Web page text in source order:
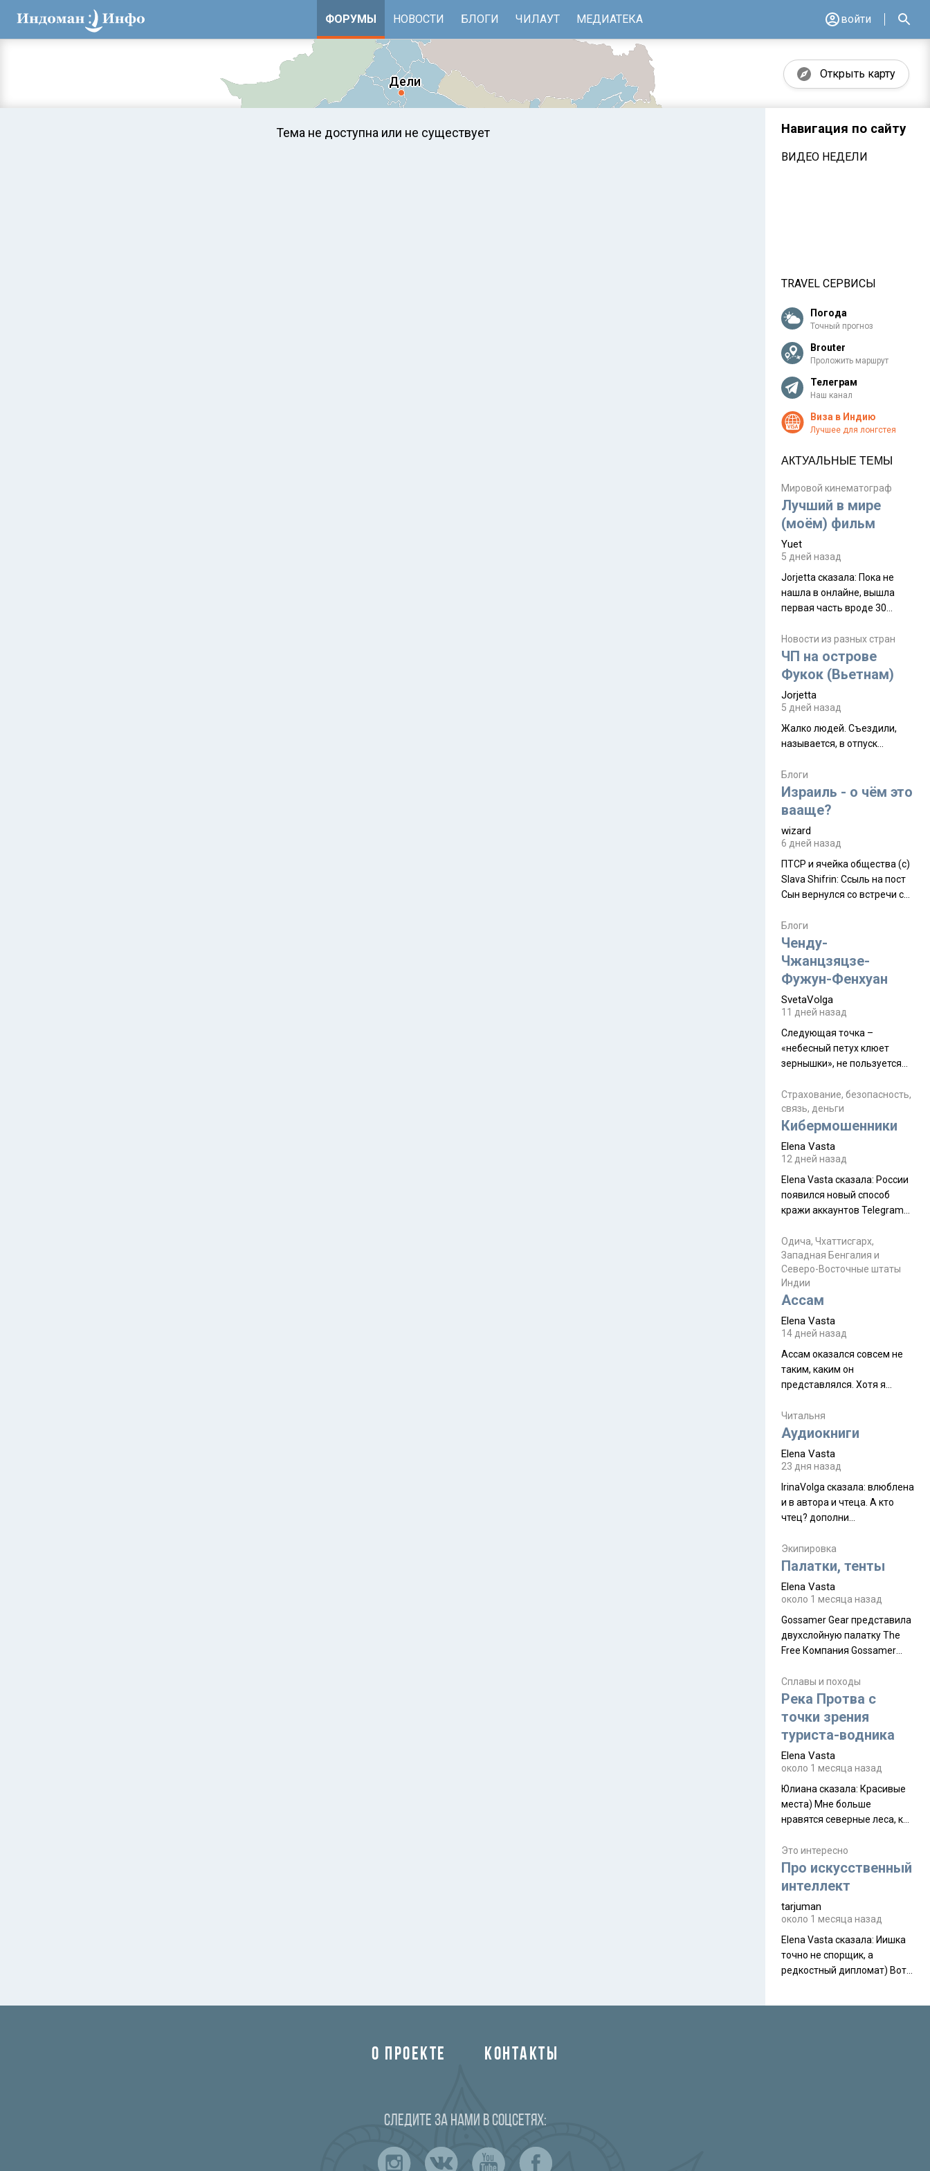
ФОРУМЫ НОВОСТИ БЛОГИ ЧИЛАУТ МЕДИАТЕКА войти
Открыть карту
Тема не доступна или не существует Навигация по сайту
ВИДЕО НЕДЕЛИ
TRAVEL СЕРВИСЫ
Погода
Точный прогноз
Brouter
Проложить маршрут
Телеграм
Наш канал
Виза в Индию
Лучшее для лонгстея
АКТУАЛЬНЫЕ ТЕМЫ
Мировой кинематограф
Лучший в мире
(моём) фильм
Yuet
5 дней назад
Jorjetta сказалa: Пока не
нашла в онлайне, вышла
первая часть вроде 30
Дивали 8 ноября.
Новости из разных стран
ЧП на острове
Фукок (Вьетнам)
Jorjetta
5 дней назад
Жалко людей. Съездили,
называется, в отпуск...
Блоги
Израиль - о чём это
вааще?
wizard
6 дней назад
ПТСР и ячейка общества (с)
Slava Shifrin: Ссыль на пост
Сын вернулся со встречи с
уже, как демобилизовались,
а продолжают встречаться
почти каждую неделю) и с
порога сообщил: "Эйтан
разводится!" Эйтан -
мальчик из религиозной
семьи, из тех, кого называют
"вязаные кипы". С 2022-го
Блоги
Ченду-
Чжанцзяцзе-
Фужун-Фенхуан
SvetaVolga
11 дней назад
Следующая точка –
«небесный петух клюет
зернышки», не пользуется
заслужено, и чтобы попасть
на начало тропы показали
водителю карту, иначе
Пошли туда, потому что я
отзывов. По мне – сплошная
физуха, долгий спуск, потом
подъем по этому же пути.
Пока
Страхование, безопасность,
связь, деньги
Кибермошенники
Elena Vasta
12 дней назад
Elena Vasta сказалa: России
появился новый способ
кражи аккаунтов Telegram
Прочитайте! У моих двух
знакомых вот так увели
аккаунты
Одича, Чхаттисгарх,
Западная Бенгалия и
Северо-Восточные штаты
Индии
Ассам
Elena Vasta
14 дней назад
Ассам оказался совсем не
таким, каким он
представлялся. Хотя я
краешек, но все же схватила
ауру штата, как-то он меня
природа, мягкие
такая как бы переходная
ступень между привычной
нам Индией и остальными
надеюсь увидеть.
Читальня
Аудиокниги
Elena Vasta
23 дня назад
IrinaVolga сказалa: влюблена
и в автора и чтеца. А кто
чтец? дополни
Экипировка
Палатки, тенты
Elena Vasta
около 1 месяца назад
Gossamer Gear представила
двухслойную палатку The
Free Компания Gossamer
туристическую палатку The
Free, которая стала первой
ультралегкой моделью в
ассортименте
производителя. Новинка
получила двухслойную
конструкцию с отдельным
внешним тентом и сетчатой
внутренней палаткой, а ее
комплектации составляет
около 845 г. Палатка весит
менее
Сплавы и походы
Река Протва с
точки зрения
туриста-водника
Elena Vasta
около 1 месяца назад
Юлиана сказалa: Красивые
места) Мне больше
нравятся северные леса, как
южной тайги
Это интересно
Про искусственный
интеллект
tarjuman
около 1 месяца назад
Elena Vasta сказалa: Иишка
точно не спорщик, а
редкостный дипломат) Вот,
О ПРОЕКТЕ КОНТАКТЫ
Следите за нами в соцсетях: